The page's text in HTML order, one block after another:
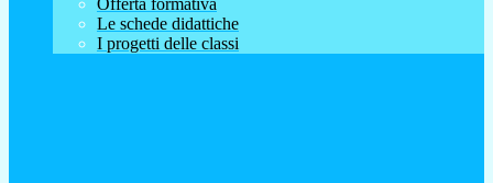
Offerta formativa
Le schede didattiche
I progetti delle classi